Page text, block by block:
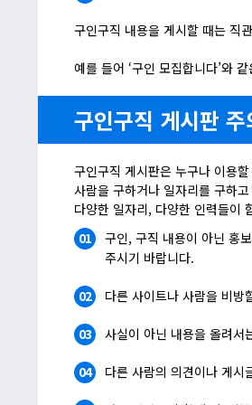
구인구직 내용을 게시할 때는 직
예를 들어 ‘구인 모집합니다’와
구인구직 게시판
구인구직 게시판은 누구나 이용
사람을 구하거나 일자리를 구하
다양한 일자리, 다양한 인력들이
01
구인, 구직 내용이 아닌 홍
주시기 바랍니다.
02 다른 사이트나 사람을 비방
03 사실이 아닌 내용을 올려서
04 다른 사람의 의견이나 게시